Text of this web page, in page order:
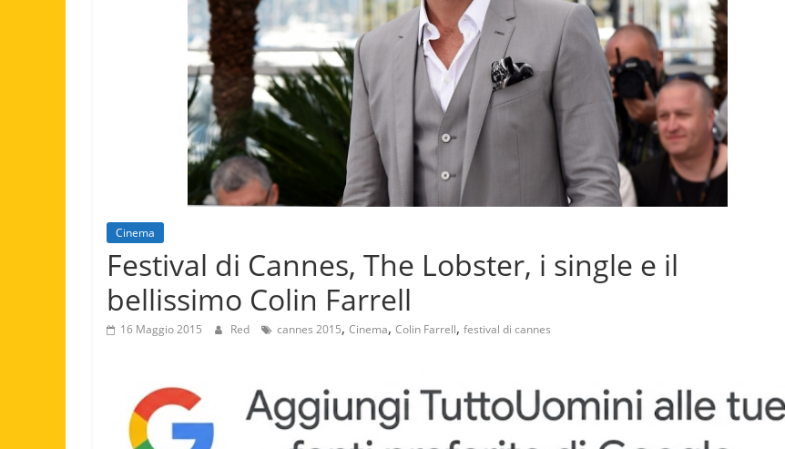
Cinema
Festival di Cannes, The Lobster, i single e il
bellissimo Colin Farrell
16 Maggio 2015 Red cannes 2015, Cinema, Colin Farrell, festival di cannes